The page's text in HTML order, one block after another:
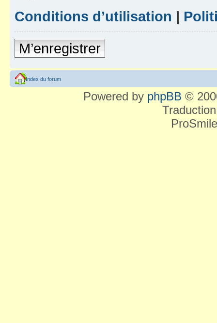
Conditions d’utilisation |
M’enregistrer
Index du forum
Powered by phpBB ©